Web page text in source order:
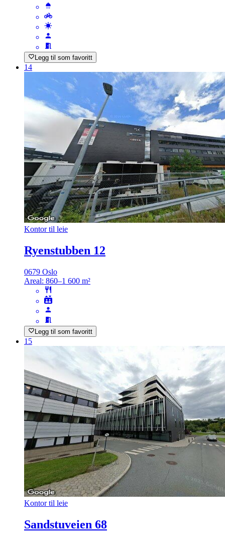
Legg til som favoritt
14
Kontor til leie
Ryenstubben 12
0679 Oslo
Areal: 860–1 600 m²
Legg til som favoritt
15
Kontor til leie
Sandstuveien 68